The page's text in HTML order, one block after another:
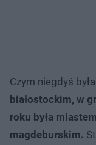
Czym niegdyś była
białostockim, w
roku była
magdeburskim.